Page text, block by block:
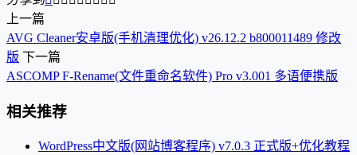
上一篇
AVG Cleaner安卓版(手机清理优化) v26.12.2 b800011489 修改
版 下一篇
ASCOMP F-Rename(文件重命名软件) Pro v3.001 多语便携版
相关推荐
WordPress中文版(网站博客程序) v7.0.3 正式版+优化教程